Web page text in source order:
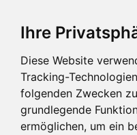
Ihre
Diese Website
Tracking-
folgenden Zwecken
grundlegende
ermöglichen, um ein